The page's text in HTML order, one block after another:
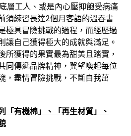
層工人、或是內心壓抑飽受病痛
須練習長達2個月客語的溫吞書
極具冒險挑戰的過程，而經歷過
讓自己獲得極大的成就與滿足。
所獲得的果實最為甜美且踏實，
同傳遞品牌精神，冀望喚起每位
，盡情冒險挑戰，不斷自我茁
「有機棉」、「再生材質」、